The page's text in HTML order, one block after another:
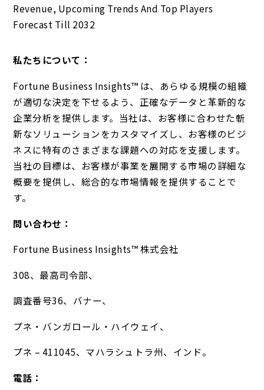
Revenue, Upcoming Trends And Top Players
Forecast Till 2032
私たちについて：
Fortune Business Insights™ は、あらゆる規模の組織
が適切な決定を下せるよう、正確なデータと革新的な
企業分析を提供します。当社は、お客様に合わせた斬
新なソリューションをカスタマイズし、お客様のビジ
ネスに特有のさまざまな課題への対応を支援します。
当社の目標は、お客様が事業を展開する市場の詳細な
概要を提供し、総合的な市場情報を提供することで
す。
問い合わせ：
Fortune Business Insights™ 株式会社
308、最高司令部、
調査番号36、バナー、
プネ・バンガロール・ハイウェイ、
プネ – 411045、マハラシュトラ州、インド。
電話：